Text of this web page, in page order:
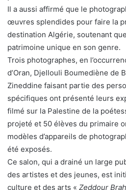
Il a aussi affirmé que le
œuvres splendides pour faire la
destination Algérie, soutenant
patrimoine unique en son genre.
Trois photographes, en
d’Oran, Djellouli Boumediène de
Zineddine faisant partie des
spécifiques ont présenté leurs
filmé sur la Palestine de la
projeté et 50 élèves du primaire
modèles d’appareils de
été exposés.
Ce salon, qui a drainé un large
des artistes et des jeunes, est
culture et des arts « Zeddour